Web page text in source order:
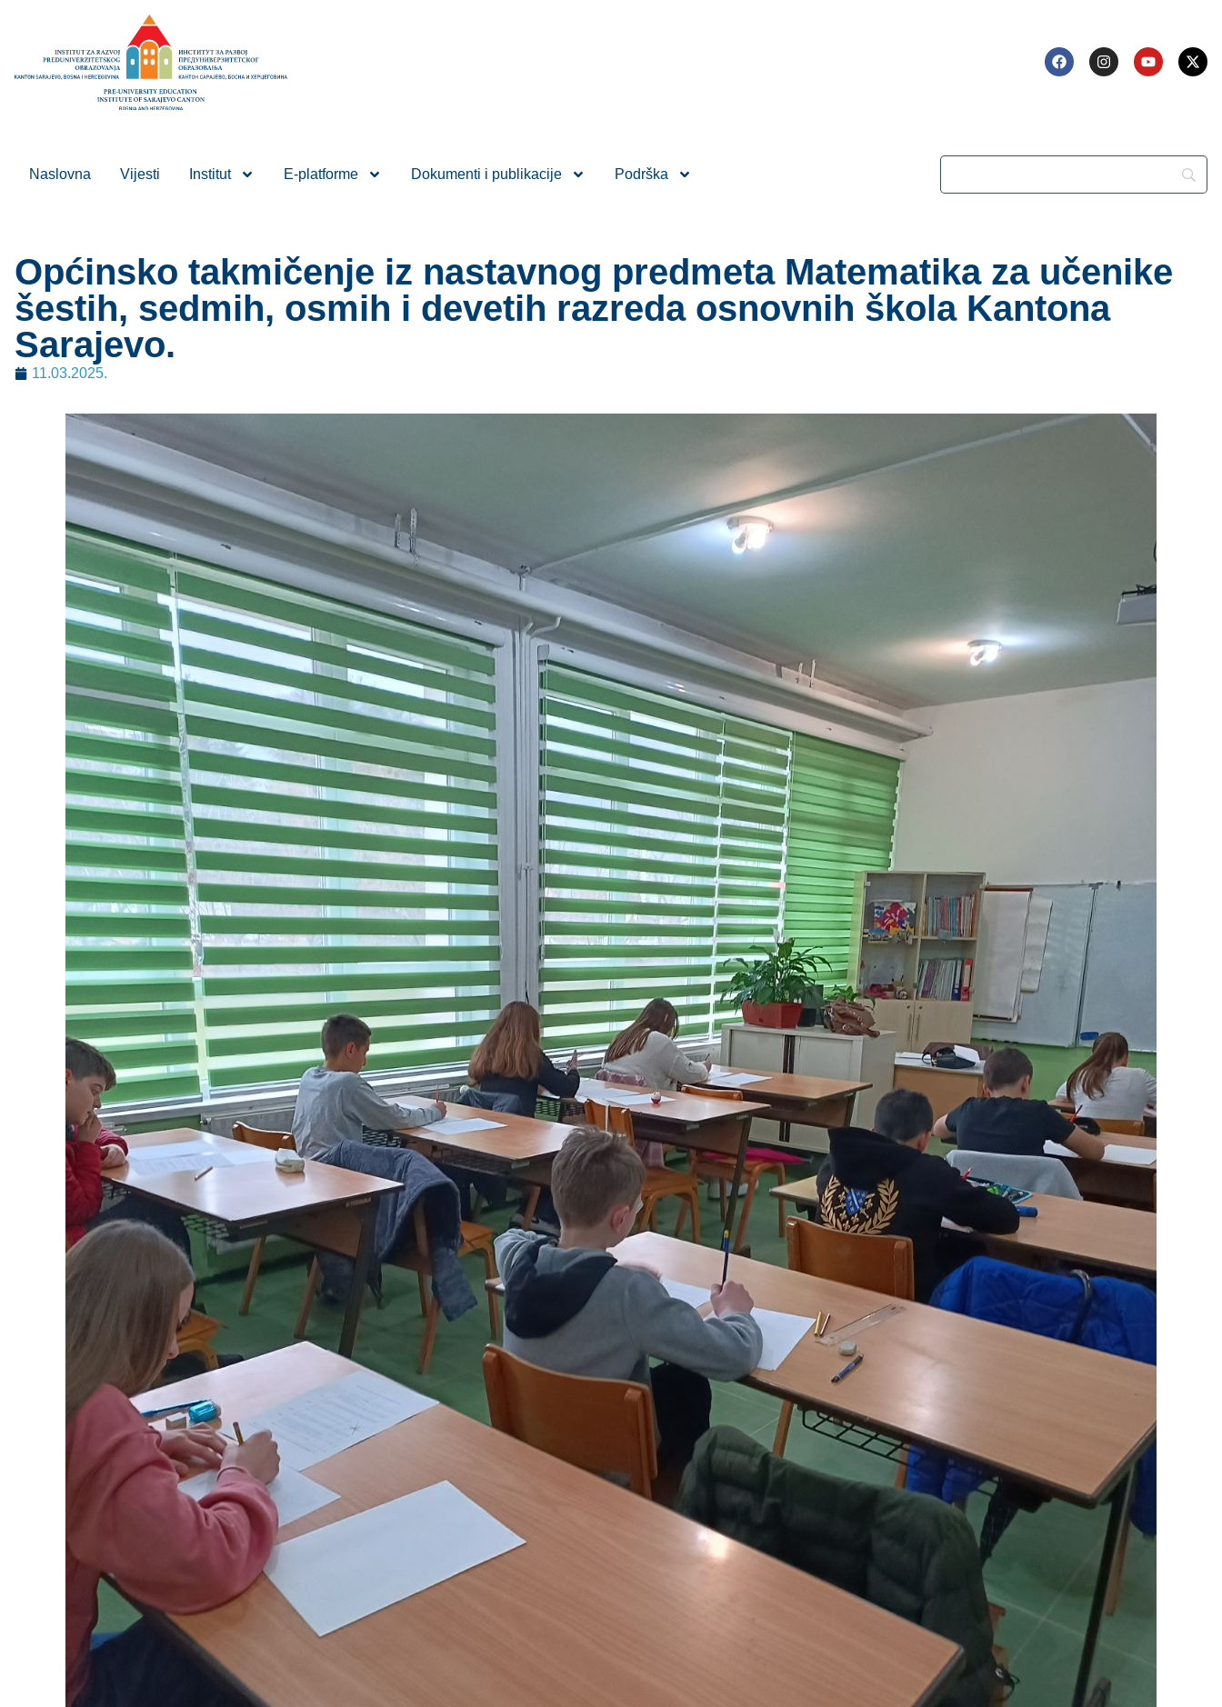
Naslovna Vijesti Institut E-platforme Dokumenti i publikacije Podrška
Općinsko takmičenje iz nastavnog predmeta Matematika za učenike
šestih, sedmih, osmih i devetih razreda osnovnih škola Kantona
Sarajevo.
11.03.2025.